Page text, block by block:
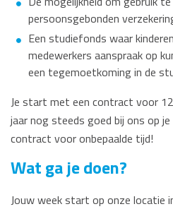
persoonsgebonden
Een studiefonds waar
medewerkers aanspraak op
een tegemoetkoming in de
Je start met een contract voor
jaar nog steeds goed bij ons op
contract voor onbepaalde tijd!
Wat ga je doen?
Jouw week start op onze locatie